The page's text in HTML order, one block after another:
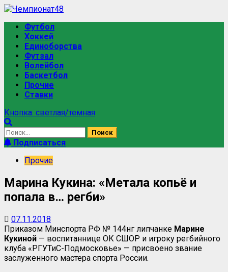
Футбол
Хоккей
Единоборства
Футзал
Волейбол
Баскетбол
Прочие
Ставки
Кнопка: светлая/темная
Подписаться
Прочие
Марина Кукина: «Метала копьё и
попала в… регби»
07.11.2018
Приказом Минспорта РФ № 144нг липчанке Марине
Кукиной — воспитаннице ОК СШОР и игроку регбийного
клуба «РГУТиС-Подмосковье» — присвоено звание
заслуженного мастера спорта России.